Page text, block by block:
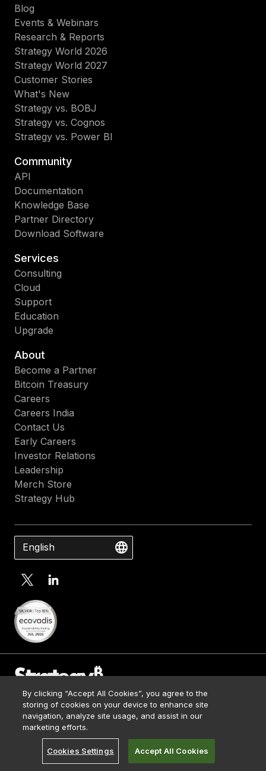
Blog
Events & Webinars
Research & Reports
Strategy World 2026
Strategy World 2027
Customer Stories
What's New
Strategy vs. BOBJ
Strategy vs. Cognos
Strategy vs. Power BI
Community
API
Documentation
Knowledge Base
Partner Directory
Download Software
Services
Consulting
Cloud
Support
Education
Upgrade
About
Become a Partner
Bitcoin Treasury
Careers
Careers India
Contact Us
Early Careers
Investor Relations
Leadership
Merch Store
Strategy Hub
English
© 2026 Strategy. All Rights Reserved.
Contact Us
Media Kit
Terms of Use
Privacy Policy
By clicking “Accept All Cookies”, you agree to the
storing of cookies on your device to enhance site
navigation, analyze site usage, and assist in our
marketing efforts.
Cookies Settings Accept All Cookies